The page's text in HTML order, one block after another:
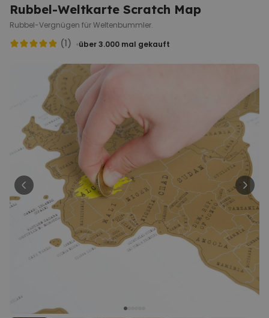
Rubbel-Weltkarte Scratch Map
Rubbel-Vergnügen für Weltenbummler.
(1) über 3.000 mal gekauft